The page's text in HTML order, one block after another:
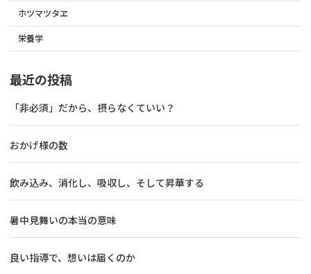
ホツマツタヱ
栄養学
最近の投稿
「非必須」だから、摂らなくていい？
おかげ様の数
飲み込み、消化し、吸収し、そして昇華する
暑中見舞いの本当の意味
良い指導で、想いは届くのか